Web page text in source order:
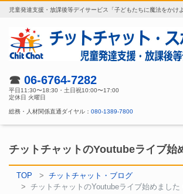
児童発達支援・放課後等デイサービス「子どもたちに魔法をかけよ
☎ 06-6764-7282
平日11:30〜18:30・土日祝10:00〜17:00
定休日 火曜日
総務・人材関係直通ダイヤル： 080-1389-7800
チットチャットのYoutubeライブ始
TOP
チットチャット・ブログ
チットチャットのYoutubeライブ始めました